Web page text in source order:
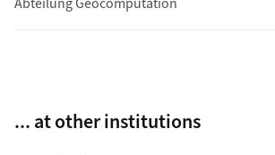
... at other institutions